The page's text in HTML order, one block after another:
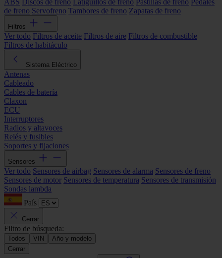
de freno Servofreno Tambores de freno Zapatas de freno
Filtros
Ver todo Filtros de aceite Filtros de aire Filtros de combustible
Filtros de habitáculo
Sistema Eléctrico
Antenas
Cableado
Cables de batería
Claxon
ECU
Interruptores
Radios y altavoces
Relés y fusibles
Soportes y fijaciones
Sensores
Ver todo Sensores de airbag Sensores de alarma Sensores de freno
Sensores de motor Sensores de temperatura Sensores de transmisión
Sondas lambda
País
Cerrar
Filtro de búsqueda:
Todos VIN
Año y modelo
Cerrar